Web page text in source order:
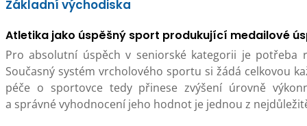
Základní východiska
Atletika jako úspěšný sport produkující medailové
Pro absolutní úspěch v seniorské kategorii je
Současný systém vrcholového sportu si žádá celkovou
péče o sportovce tedy přinese zvýšení úrovně
a správné vyhodnocení jeho hodnot je jednou z